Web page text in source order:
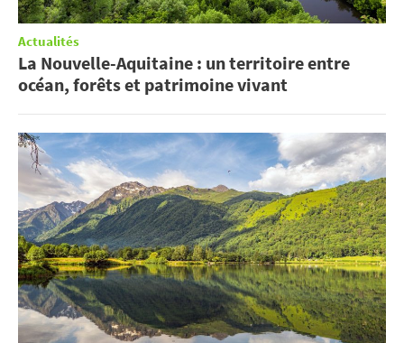
Actualités
La Nouvelle-Aquitaine : un territoire entre
océan, forêts et patrimoine vivant